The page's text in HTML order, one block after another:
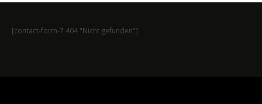
[contact-form-7 404 "Nicht gefunden"]